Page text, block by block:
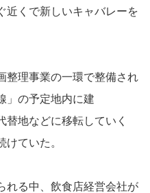
近くで新しいキャバレーを
理事業の一環で整備され
」の予定地内に建
替地などに移転していく
ていた。
る中、飲食店経営会社が